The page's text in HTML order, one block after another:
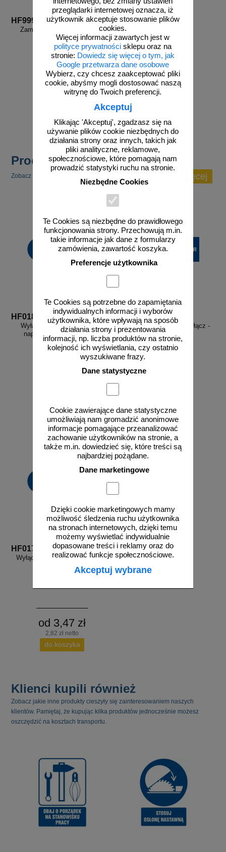
przeglądarki internetowej oznacza, iż
użytkownik akceptuje stosowanie plików
cookies.
Więcej informacji zawartych jest w
polityce prywatności sklepu oraz na
stronie: Dowiedz się więcej o tym, jak
Google przetwarza dane osobowe
Wybierz, czy chcesz zaakceptować pliki
cookie, abyśmy mogli dostosować naszą
witrynę do Twoich preferencji.
Akceptuj
Klikając 'Akceptuj', zgadzasz się na
używanie plików cookie niezbędnych do
działania strony oraz innych, takich jak
pliki analityczne, reklamowe,
społecznościowe, które pomagają nam
prowadzić statystyki ruchu na stronie.
Niezbędne Cookies
Te Cookies są niezbędne do prawidłowego
funkcjonowania strony. Przechowują m.in.
takie informacje jak dane z formularzy
zamówienia, zawartość koszyka.
Preferencje użytkownika
Te Cookies są potrzebne do zapamiętania
indywidualnych informacji i wyborów
użytkownika, które wpływają na sposób
działania strony i prezentowania
informacji, np. liczba produktów na stronie,
kolejność ich wyświetlania, czy ostatnio
wyszukiwane frazy.
Dane statystyczne
Cookie zawierające dane statystyczne
umożliwiają nam gromadzić anonimowe
informacje pomagające przeanalizować
zachowanie użytkowników na stronie, a
także m.in. dowiedzieć się, które treści są
najbardziej pożądane.
Dane marketingowe
Dzięki cookie marketingowych mamy
możliwość śledzenia ruchu użytkownika
na stronach internetowych, dzięki temu
możemy wyświetlać indywidualnie
dopasowane treści i reklamy oraz do
realizować funkcje społecznościowe.
Akceptuj wybrane
HF999
Zamów własny wzór - HF999
Produkty popularne
Zobacz inne popularne produkty w tej kategorii. zobacz więcej
HF018
Wyłącz przed rozpoczęciem
napraw - znak elektryczny
do koszyka
HF019
Przed otwarciem drzwi wyłącz -
znak elektryczny
do koszyka
HF017
Wyłącz po zakończeniu pracy -
znak elektryczny
od 3,47 zł
2,82 zł netto
do koszyka
Klienci kupili również
Zobacz jakie inne produkty cieszyły się zainteresowaniem naszych
klientów. Pamiętaj, że kupując kilka produktów jednocześnie możesz
oszczędzić na kosztach transportu.